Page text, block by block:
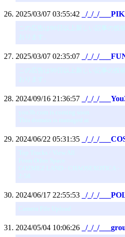
2025/03/07 03:55:42 _/_/_/
この広告は90日以上新しい記事の投
おります。
2025/03/07 02:35:07 _/_/_/
この広告は90日以上新しい記事の投
おります。
2024/09/16 21:36:57 _/_/_/
you3b.com is coming soon
This domain is managed at
2024/06/22 05:31:35 _/_/_/
Top Tracks / View All
From Other Space
GOZMEZ LAND - CHAOSEXOTICA -
2:58
2024/06/17 22:55:53 _/_/_/
Camera File Upload
2024/05/04 10:06:26 _/_/_/